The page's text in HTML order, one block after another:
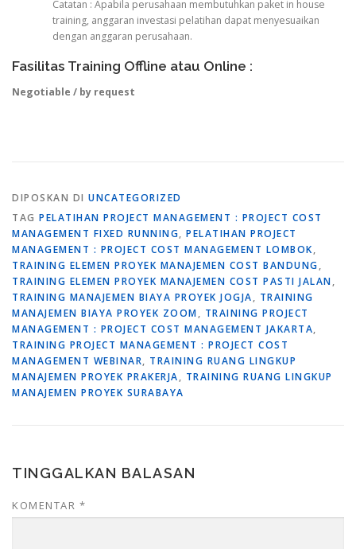
Catatan : Apabila perusahaan membutuhkan paket in house
training, anggaran investasi pelatihan dapat menyesuaikan
dengan anggaran perusahaan.
Fasilitas Training Offline atau Online :
Negotiable / by request
DIPOSKAN DI UNCATEGORIZED
TAG PELATIHAN PROJECT MANAGEMENT : PROJECT COST
MANAGEMENT FIXED RUNNING, PELATIHAN PROJECT
MANAGEMENT : PROJECT COST MANAGEMENT LOMBOK,
TRAINING ELEMEN PROYEK MANAJEMEN COST BANDUNG,
TRAINING ELEMEN PROYEK MANAJEMEN COST PASTI JALAN,
TRAINING MANAJEMEN BIAYA PROYEK JOGJA, TRAINING
MANAJEMEN BIAYA PROYEK ZOOM, TRAINING PROJECT
MANAGEMENT : PROJECT COST MANAGEMENT JAKARTA,
TRAINING PROJECT MANAGEMENT : PROJECT COST
MANAGEMENT WEBINAR, TRAINING RUANG LINGKUP
MANAJEMEN PROYEK PRAKERJA, TRAINING RUANG LINGKUP
MANAJEMEN PROYEK SURABAYA
TINGGALKAN BALASAN
KOMENTAR *